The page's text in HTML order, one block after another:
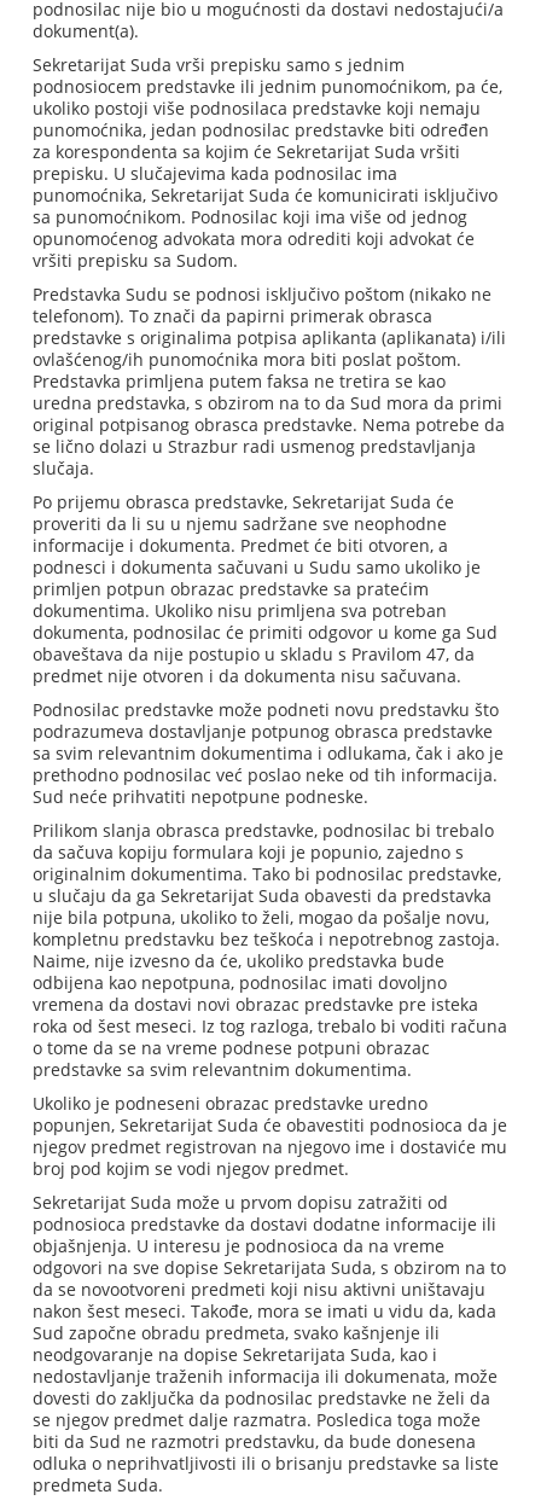
podnosilac nije bio u mogućnosti da dostavi nedostajući/a
dokument(a).
Sekretarijat Suda vrši prepisku samo s jednim
podnosiocem predstavke ili jednim punomoćnikom, pa će,
ukoliko postoji više podnosilaca predstavke koji nemaju
punomoćnika, jedan podnosilac predstavke biti određen
za korespondenta sa kojim će Sekretarijat Suda vršiti
prepisku. U slučajevima kada podnosilac ima
punomoćnika, Sekretarijat Suda će komunicirati isključivo
sa punomoćnikom. Podnosilac koji ima više od jednog
opunomoćenog advokata mora odrediti koji advokat će
vršiti prepisku sa Sudom.
Predstavka Sudu se podnosi isključivo poštom (nikako ne
telefonom). To znači da papirni primerak obrasca
predstavke s originalima potpisa aplikanta (aplikanata) i/ili
ovlašćenog/ih punomoćnika mora biti poslat poštom.
Predstavka primljena putem faksa ne tretira se kao
uredna predstavka, s obzirom na to da Sud mora da primi
original potpisanog obrasca predstavke. Nema potrebe da
se lično dolazi u Strazbur radi usmenog predstavljanja
slučaja.
Po prijemu obrasca predstavke, Sekretarijat Suda će
proveriti da li su u njemu sadržane sve neophodne
informacije i dokumenta. Predmet će biti otvoren, a
podnesci i dokumenta sačuvani u Sudu samo ukoliko je
primljen potpun obrazac predstavke sa pratećim
dokumentima. Ukoliko nisu primljena sva potreban
dokumenta, podnosilac će primiti odgovor u kome ga Sud
obaveštava da nije postupio u skladu s Pravilom 47, da
predmet nije otvoren i da dokumenta nisu sačuvana.
Podnosilac predstavke može podneti novu predstavku što
podrazumeva dostavljanje potpunog obrasca predstavke
sa svim relevantnim dokumentima i odlukama, čak i ako je
prethodno podnosilac već poslao neke od tih informacija.
Sud neće prihvatiti nepotpune podneske.
Prilikom slanja obrasca predstavke, podnosilac bi trebalo
da sačuva kopiju formulara koji je popunio, zajedno s
originalnim dokumentima. Tako bi podnosilac predstavke,
u slučaju da ga Sekretarijat Suda obavesti da predstavka
nije bila potpuna, ukoliko to želi, mogao da pošalje novu,
kompletnu predstavku bez teškoća i nepotrebnog zastoja.
Naime, nije izvesno da će, ukoliko predstavka bude
odbijena kao nepotpuna, podnosilac imati dovoljno
vremena da dostavi novi obrazac predstavke pre isteka
roka od šest meseci. Iz tog razloga, trebalo bi voditi računa
o tome da se na vreme podnese potpuni obrazac
predstavke sa svim relevantnim dokumentima.
Ukoliko je podneseni obrazac predstavke uredno
popunjen, Sekretarijat Suda će obavestiti podnosioca da je
njegov predmet registrovan na njegovo ime i dostaviće mu
broj pod kojim se vodi njegov predmet.
Sekretarijat Suda može u prvom dopisu zatražiti od
podnosioca predstavke da dostavi dodatne informacije ili
objašnjenja. U interesu je podnosioca da na vreme
odgovori na sve dopise Sekretarijata Suda, s obzirom na to
da se novootvoreni predmeti koji nisu aktivni uništavaju
nakon šest meseci. Takođe, mora se imati u vidu da, kada
Sud započne obradu predmeta, svako kašnjenje ili
neodgovaranje na dopise Sekretarijata Suda, kao i
nedostavljanje traženih informacija ili dokumenata, može
dovesti do zaključka da podnosilac predstavke ne želi da
se njegov predmet dalje razmatra. Posledica toga može
biti da Sud ne razmotri predstavku, da bude donesena
odluka o neprihvatljivosti ili o brisanju predstavke sa liste
predmeta Suda.